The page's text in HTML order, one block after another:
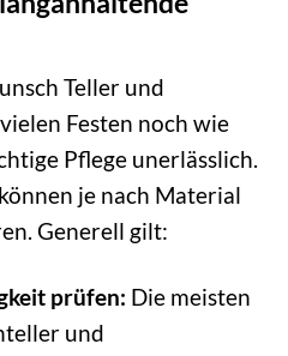
Teller und
Festen noch wie
Pflege unerlässlich.
je nach Material
Generell gilt:
prüfen: Die meisten
und